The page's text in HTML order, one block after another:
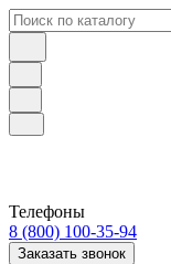
Телефоны
8 (800) 100-35-94
Заказать звонок